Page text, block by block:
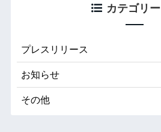
カテゴリー
プレスリリース
お知らせ
その他